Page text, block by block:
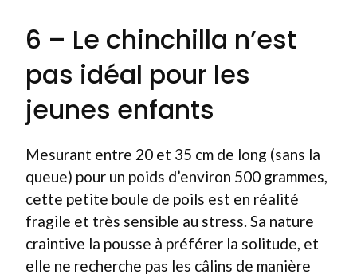
6 – Le chinchilla n’est
pas idéal pour les
jeunes enfants
Mesurant entre 20 et 35 cm de long (sans la
queue) pour un poids d’environ 500 grammes,
cette petite boule de poils est en réalité
fragile et très sensible au stress. Sa nature
craintive la pousse à préférer la solitude, et
elle ne recherche pas les câlins de manière